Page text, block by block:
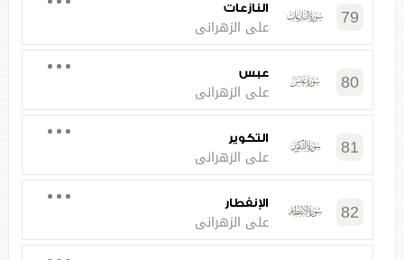
79 النازعات
علي الزهراني
80 عبس
علي الزهراني
81 التكوير
علي الزهراني
82 الإنفطار
علي الزهراني